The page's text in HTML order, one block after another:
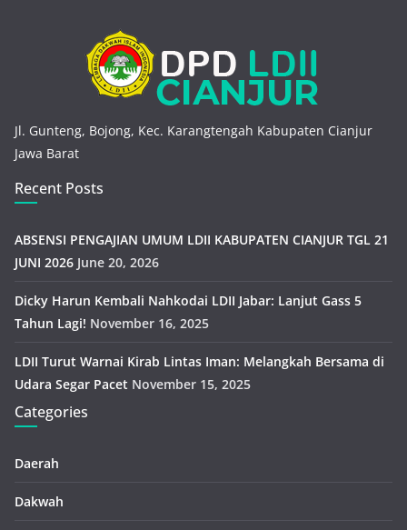
Jl. Gunteng, Bojong, Kec. Karangtengah Kabupaten Cianjur
Jawa Barat
Recent Posts
ABSENSI PENGAJIAN UMUM LDII KABUPATEN CIANJUR TGL 21
JUNI 2026 June 20, 2026
Dicky Harun Kembali Nahkodai LDII Jabar: Lanjut Gass 5
Tahun Lagi! November 16, 2025
LDII Turut Warnai Kirab Lintas Iman: Melangkah Bersama di
Udara Segar Pacet November 15, 2025
Categories
Daerah
Dakwah